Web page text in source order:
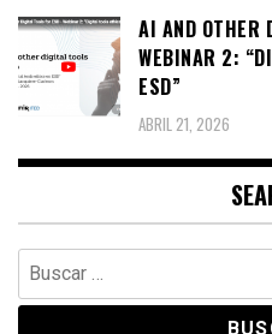
AI AND OTHER
WEBINAR 2:
ESD”
ABRIL 21, 2026
Buscar: